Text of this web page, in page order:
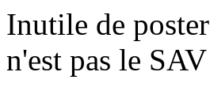
Inutile de
n'est pas le